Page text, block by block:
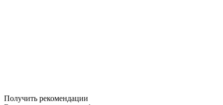
Получить рекомендации